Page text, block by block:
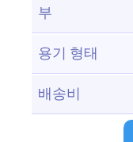
부
용기 형태
배송비